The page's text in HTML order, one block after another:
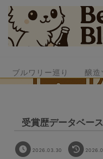
ブルワリー巡り 醸造
受賞歴データベース
2026.03.30